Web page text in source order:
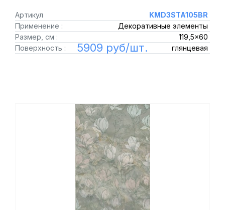
Артикул
KMD3STA105BR
Применение :
Декоративные элементы
Размер, см :
119,5x60
Поверхность :
глянцевая
5909 руб/шт.